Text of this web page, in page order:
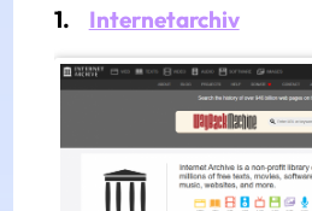
1. Internetarchiv